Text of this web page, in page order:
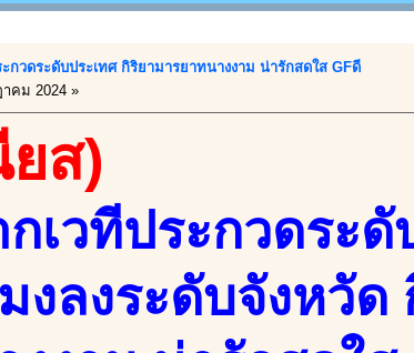
กวดระดับประเทศ กิริยามารยาทนางงาม น่ารักสดใส GFดี
าคม 2024 »
ยส)
เวทีประกวดระดั
งลงระดับจังหวัด